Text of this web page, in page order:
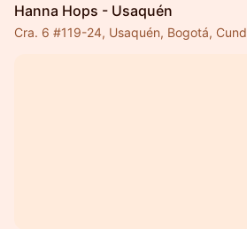
Hanna Hops - Usaquén
Cra. 6 #119-24, Usaquén, Bogotá,